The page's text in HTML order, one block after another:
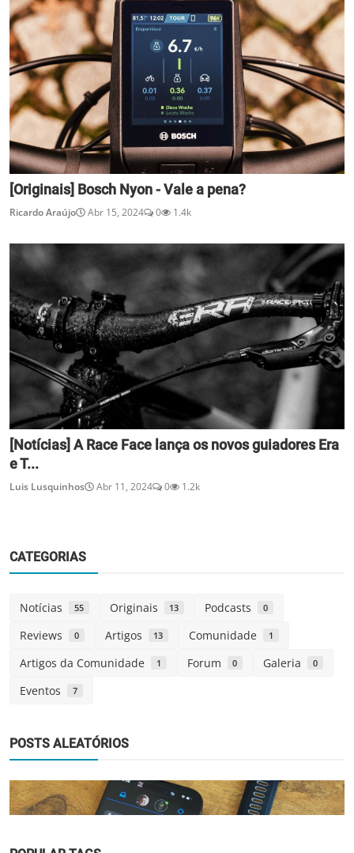
[Originais] Bosch Nyon - Vale a pena?
Ricardo Araújo Abr 15, 2024 0 1.4k
[Notícias] A Race Face lança os novos guiadores Era
e T...
Luis Lusquinhos Abr 11, 2024 0 1.2k
CATEGORIAS
Notícias 55 Originais 13 Podcasts 0
Reviews 0 Artigos 13 Comunidade 1
Artigos da Comunidade 1 Forum 0 Galeria 0
Eventos 7
POSTS ALEATÓRIOS